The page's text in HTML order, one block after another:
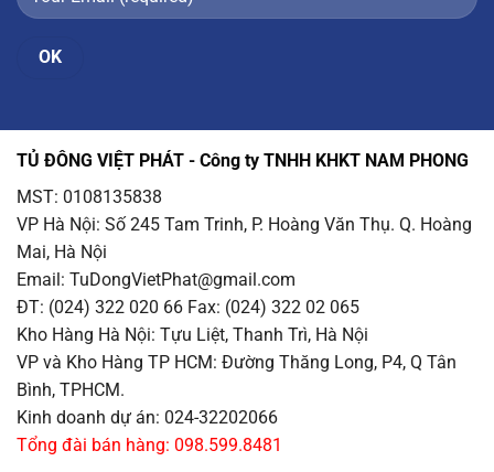
TỦ ĐÔNG VIỆT PHÁT - Công ty TNHH KHKT NAM PHONG
MST: 0108135838
VP Hà Nội: Số 245 Tam Trinh, P. Hoàng Văn Thụ. Q. Hoàng
Mai, Hà Nội
Email: TuDongVietPhat@gmail.com
ĐT: (024) 322 020 66 Fax: (024) 322 02 065
Kho Hàng Hà Nội: Tựu Liệt, Thanh Trì, Hà Nội
VP và Kho Hàng TP HCM: Đường Thăng Long, P4, Q Tân
Bình, TPHCM.
Kinh doanh dự án: 024-32202066
Tổng đài bán hàng: 098.599.8481